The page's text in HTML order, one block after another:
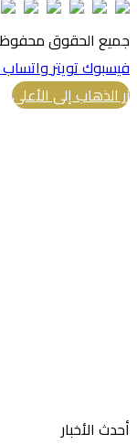
جميع الحقوق محفوظة ©
فيسبوكتويتر واتساب
زر الذهاب إلى الأعلى
أحدث الأخبار